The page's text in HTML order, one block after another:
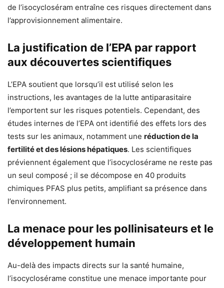
de l’isocycloséram entraîne ces risques directement dans
l’approvisionnement alimentaire.
La justification de l’EPA par rapport
aux découvertes scientifiques
L’EPA soutient que lorsqu’il est utilisé selon les
instructions, les avantages de la lutte antiparasitaire
l’emportent sur les risques potentiels. Cependant, des
études internes de l’EPA ont identifié des effets lors des
tests sur les animaux, notamment une réduction de la
fertilité et des lésions hépatiques. Les scientifiques
préviennent également que l’isocyclosérame ne reste pas
un seul composé ; il se décompose en 40 produits
chimiques PFAS plus petits, amplifiant sa présence dans
l’environnement.
La menace pour les pollinisateurs et le
développement humain
Au-delà des impacts directs sur la santé humaine,
l’isocyclosérame constitue une menace importante pour